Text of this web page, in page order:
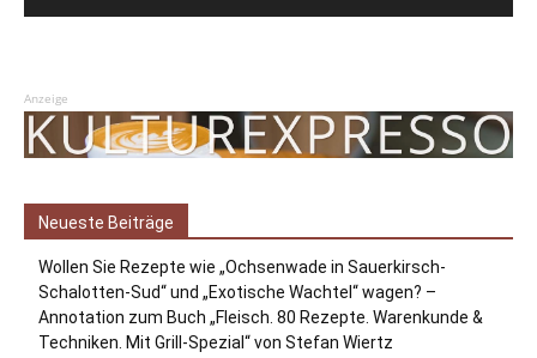
Anzeige
Neueste Beiträge
Wollen Sie Rezepte wie „Ochsenwade in Sauerkirsch-
Schalotten-Sud“ und „Exotische Wachtel“ wagen? –
Annotation zum Buch „Fleisch. 80 Rezepte. Warenkunde &
Techniken. Mit Grill-Spezial“ von Stefan Wiertz